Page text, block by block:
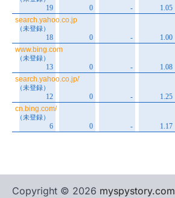
Copyright © 2026 myspystory.com